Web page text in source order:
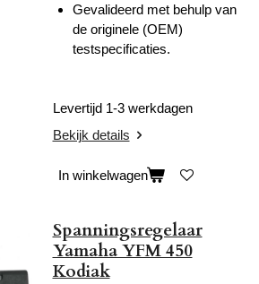
Gevalideerd met behulp van
de originele (OEM)
testspecificaties.
Levertijd 1-3 werkdagen
Bekijk details
In winkelwagen
Spanningsregelaar
Yamaha YFM 450
Kodiak